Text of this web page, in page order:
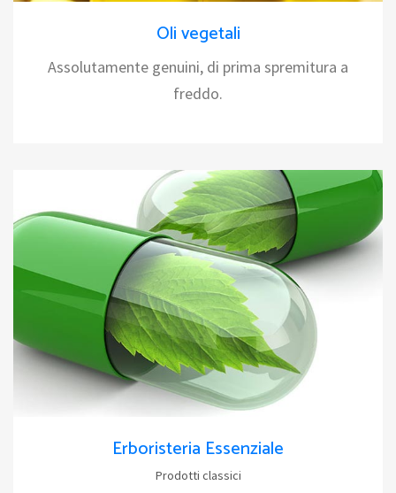
Oli vegetali
Assolutamente genuini, di prima spremitura a
freddo.
Erboristeria Essenziale
Prodotti classici